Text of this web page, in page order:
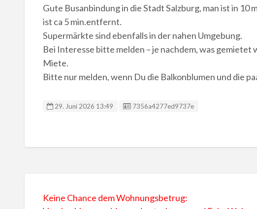
Gute Busanbindung in die Stadt Salzburg, man ist in 10
ist ca 5 min.entfernt.
Supermärkte sind ebenfalls in der nahen Umgebung.
Bei Interesse bitte melden – je nachdem, was
Miete.
Bitte nur melden, wenn Du die Balkonblumen und die
29. Juni 2026 13:49 Anzeigen ID:
7356a4277ed9737e
Keine Chance dem Wohnungsbetrug: